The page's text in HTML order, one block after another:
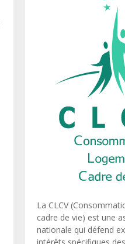
La CLCV
cadre de vie) est une
nationale qui défend